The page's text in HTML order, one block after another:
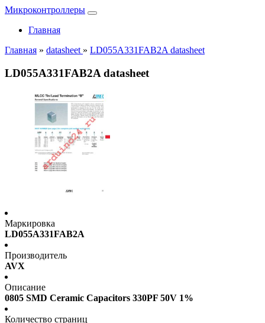
Микроконтроллеры
Главная
Главная » datasheet » LD055A331FAB2A datasheet
LD055A331FAB2A datasheet
Маркировка
LD055A331FAB2A
Производитель
AVX
Описание
0805 SMD Ceramic Capacitors 330PF 50V 1%
Количество страниц